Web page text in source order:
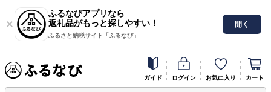
ふるなびアプリなら
返礼品がもっと探しやすい！
ふるさと納税サイト「ふるなび」
開く
ガイド ログイン お気に入り カート